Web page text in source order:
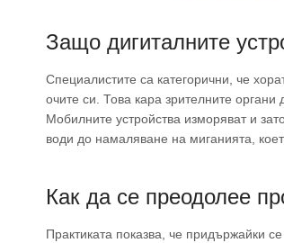
Защо дигиталните
Специалистите са категорични, че
очите си. Това кара зрителните
Мобилните устройства изморяват и
води до намаляване на миганията,
Как да се преодолее
Практиката показва, че придържайки